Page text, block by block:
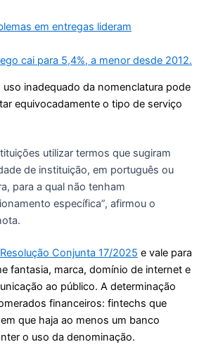
em entregas lideram
cai para 5,4%, a menor desde 2012.
inadequado da nomenclatura pode
equivocadamente o tipo de serviço
utilizar termos que sugiram
de instituição, em português ou
para a qual não tenham
específica”, afirmou o
Resolução Conjunta 17/2025 e vale para
fantasia, marca, domínio de internet e
ao público. A determinação
financeiros: fintechs que
que haja ao menos um banco
o uso da denominação.